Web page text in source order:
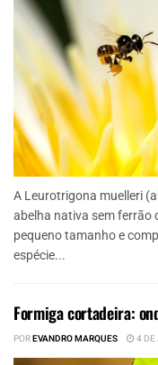
A Leurotrigona muelleri
abelha nativa sem ferrão
pequeno tamanho e
espécie...
Formiga cortadeira:
POREVANDRO MARQUES 4 DE